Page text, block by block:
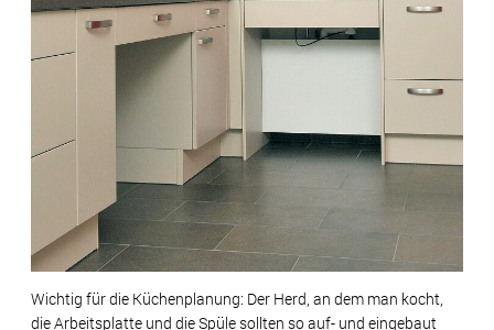
Wichtig für die Küchenplanung: Der Herd, an dem man kocht,
die Arbeitsplatte und die Spüle sollten so auf- und eingebaut